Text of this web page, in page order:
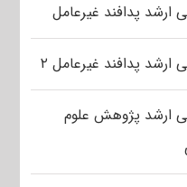
ارشد پدافند غیرعامل
ارشد پدافند غیرعامل ۲
ارشد پژوهش علوم